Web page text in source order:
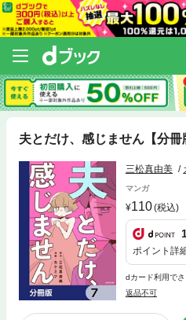
夫とだけ、感じません【分
三松真由美
マンガ
110(税込)
ポイント詳
dカード利用で
返品不可